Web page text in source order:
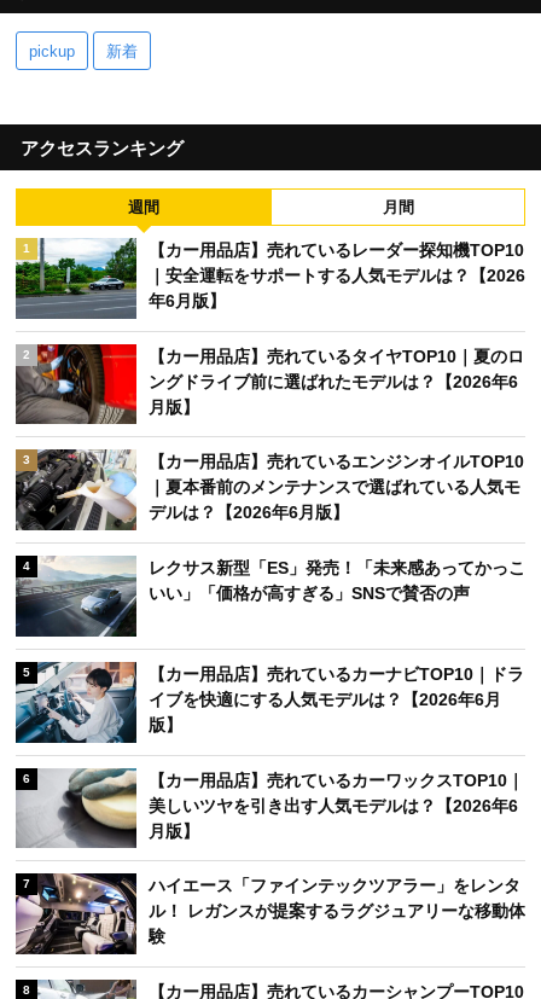
pickup 新着
アクセスランキング
週間 月間
1
【カー用品店】売れているレーダー探知機TOP10
｜安全運転をサポートする人気モデルは？【2026
年6月版】
2
【カー用品店】売れているタイヤTOP10｜夏のロ
ングドライブ前に選ばれたモデルは？【2026年6
月版】
3
【カー用品店】売れているエンジンオイルTOP10
｜夏本番前のメンテナンスで選ばれている人気モ
デルは？【2026年6月版】
4
レクサス新型「ES」発売！「未来感あってかっこ
いい」「価格が高すぎる」SNSで賛否の声
5
【カー用品店】売れているカーナビTOP10｜ドラ
イブを快適にする人気モデルは？【2026年6月
版】
6
【カー用品店】売れているカーワックスTOP10｜
美しいツヤを引き出す人気モデルは？【2026年6
月版】
7
ハイエース「ファインテックツアラー」をレンタ
ル！ レガンスが提案するラグジュアリーな移動体
験
8
【カー用品店】売れているカーシャンプーTOP10